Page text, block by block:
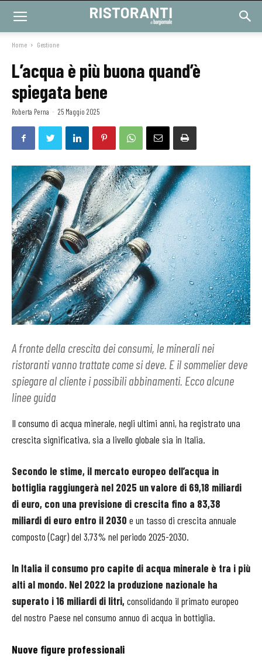
Home Gestione
L’acqua è più buona quand’è
spiegata bene
Roberta Perna - 25 Maggio 2025
A fronte della crescita dei consumi, le minerali nei
ristoranti vanno trattate come si deve. E il sommelier deve
spiegare al cliente i possibili abbinamenti. Ecco alcune
linee guida
Il consumo di acqua minerale, negli ultimi anni, ha registrato una
crescita significativa, sia a livello globale sia in Italia.
Secondo le stime, il mercato europeo dell’acqua in
bottiglia raggiungerà nel 2025 un valore di 69,18 miliardi
di euro, con una previsione di crescita fino a 83,38
miliardi di euro entro il 2030 e un tasso di crescita annuale
composto (Cagr) del 3,73% nel periodo 2025-2030.
In Italia il consumo pro capite di acqua minerale è tra i più
alti al mondo. Nel 2022 la produzione nazionale ha
superato i 16 miliardi di litri,consolidando il primato europeo
del nostro Paese nel consumo annuo di acqua in bottiglia.
Nuove figure professionali